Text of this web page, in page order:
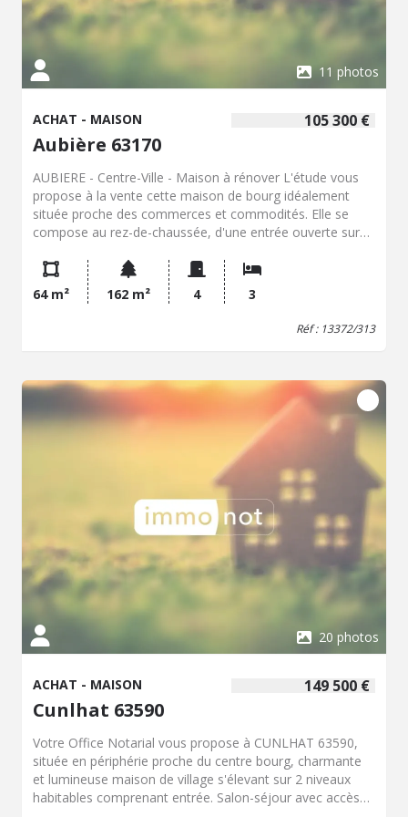
11 photos
105 300 €
ACHAT - MAISON
Aubière 63170
AUBIERE - Centre-Ville - Maison à rénover L'étude vous
propose à la vente cette maison de bourg idéalement
située proche des commerces et commodités. Elle se
compose au rez-de-chaussée, d'une entrée ouverte sur
comprenant des toilettes. Au premier niveau, un
dégagement mène à deux chambres dont l'une permet
l'accès à une pièce supplémentaire à l'étage. Au Sud de la
parcelle, un grand garage avec grenier permet l'accès à
une voiture car l'accès ne le permet pas. Le chauffage,
assuré par une chaudière gaz, est à changer. L'ensemble
est à rénover. N'hésitez pas à nous contacter pour en
savoir plus sur cette opportunité et organiser une visite
au O7 44 84 68 11. L'office notarial se tient à votre
disposition pour répondre à toutes vos questions et vous
accompagner dans vos projets immobiliers et familiaux.
64 m² 162 m² 4 3
Réf : 13372/313
20 photos
149 500 €
ACHAT - MAISON
Cunlhat 63590
Votre Office Notarial vous propose à CUNLHAT 63590,
située en périphérie proche du centre bourg, charmante
et lumineuse maison de village s'élevant sur 2 niveaux
habitables comprenant entrée. Salon-séjour avec accès